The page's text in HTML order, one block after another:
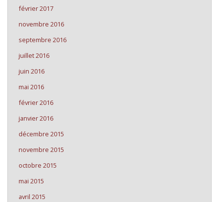
février 2017
novembre 2016
septembre 2016
juillet 2016
juin 2016
mai 2016
février 2016
janvier 2016
décembre 2015
novembre 2015
octobre 2015
mai 2015
avril 2015